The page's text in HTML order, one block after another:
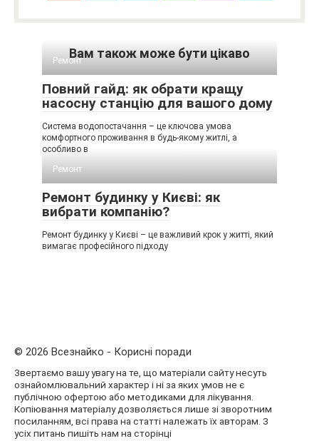
Вам також може бути цікаво
Ремонт
Повний гайд: як обрати кращу
насосну станцію для вашого дому
Система водопостачання – це ключова умова
комфортного проживання в будь-якому житлі, а
особливо в
Ремонт
Ремонт будинку у Києві: як
вибрати компанію?
Ремонт будинку у Києві – це важливий крок у житті, який
вимагає професійного підходу
© 2026 Всезнайко - Корисні поради
Звертаємо вашу увагу на те, що матеріали сайту несуть
ознайомлювальний характер і ні за яких умов не є
публічною офертою або методиками для лікування.
Копіювання матеріалу дозволяється лише зі зворотним
посиланням, всі права на статті належать їх авторам. З
усіх питань пишіть нам на сторінці